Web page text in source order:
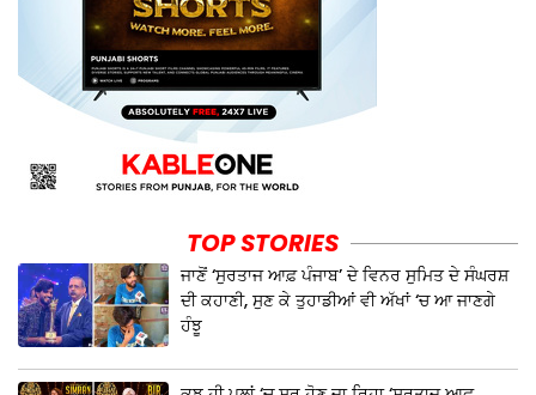
TOP STORIES
ਜਾਣੋਂ ‘ਸੁਰਤਾਜ ਆਫ਼ ਪੰਜਾਬ’ ਦੇ ਵਿਨਰ ਸੁਮਿਤ ਦੇ ਸੰਘਰਸ਼
ਦੀ ਕਹਾਣੀ, ਸੁਣ ਕੇ ਤੁਹਾਡੀਆਂ ਵੀ ਅੱਖਾਂ ‘ਚ ਆ ਜਾਣਗੇ
ਹੰਝੂ